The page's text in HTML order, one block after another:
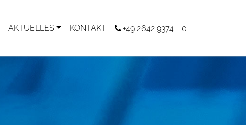
AKTUELLES KONTAKT +49 2642 9374 - 0